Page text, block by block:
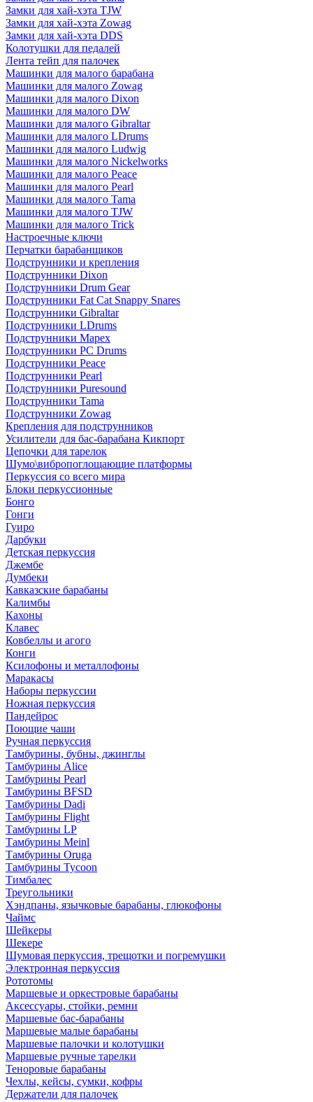
Замки для хай-хэта TJW
Замки для хай-хэта Zowag
Замки для хай-хэта DDS
Колотушки для педалей
Лента тейп для палочек
Машинки для малого барабана
Машинки для малого Zowag
Машинки для малого Dixon
Машинки для малого DW
Машинки для малого Gibraltar
Машинки для малого LDrums
Машинки для малого Ludwig
Машинки для малого Nickelworks
Машинки для малого Peace
Машинки для малого Pearl
Машинки для малого Tama
Машинки для малого TJW
Машинки для малого Trick
Настроечные ключи
Перчатки барабанщиков
Подструнники и крепления
Подструнники Dixon
Подструнники Drum Gear
Подструнники Fat Cat Snappy Snares
Подструнники Gibraltar
Подструнники LDrums
Подструнники Mapex
Подструнники PC Drums
Подструнники Peace
Подструнники Pearl
Подструнники Puresound
Подструнники Tama
Подструнники Zowag
Крепления для подструнников
Усилители для бас-барабана Кикпорт
Цепочки для тарелок
Шумо\вибропоглощающие платформы
Перкуссия со всего мира
Блоки перкуссионные
Бонго
Гонги
Гуиро
Дарбуки
Детская перкуссия
Джембе
Думбеки
Кавказские барабаны
Калимбы
Кахоны
Клавес
Ковбеллы и агого
Конги
Ксилофоны и металлофоны
Маракасы
Наборы перкуссии
Ножная перкуссия
Пандейрос
Поющие чаши
Ручная перкуссия
Тамбурины, бубны, джинглы
Тамбурины Alice
Тамбурины Pearl
Тамбурины BFSD
Тамбурины Dadi
Тамбурины Flight
Тамбурины LP
Тамбурины Meinl
Тамбурины Oruga
Тамбурины Tycoon
Тимбалес
Треугольники
Хэндпаны, язычковые барабаны, глюкофоны
Чаймс
Шейкеры
Шекере
Шумовая перкуссия, трещотки и погремушки
Электронная перкуссия
Рототомы
Маршевые и оркестровые барабаны
Аксессуары, стойки, ремни
Маршевые бас-барабаны
Маршевые малые барабаны
Маршевые палочки и колотушки
Маршевые ручные тарелки
Теноровые барабаны
Чехлы, кейсы, сумки, кофры
Держатели для палочек